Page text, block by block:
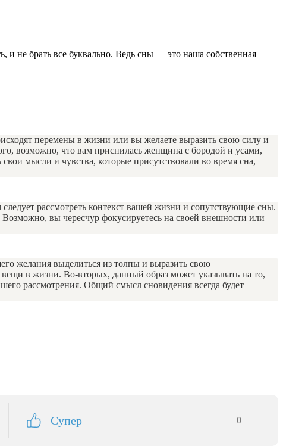
и не брать все буквально. Ведь сны — это наша собственная
перемены в жизни или вы желаете выразить свою силу и
возможно, что вам приснилась женщина с бородой и усами,
мысли и чувства, которые присутствовали во время сна,
рассмотреть контекст вашей жизни и сопутствующие сны.
вы чересчур фокусируетесь на своей внешности или
желания выделиться из толпы и выразить свою
в жизни. Во-вторых, данный образ может указывать на то,
рассмотрения. Общий смысл сновидения всегда будет
Супер 0